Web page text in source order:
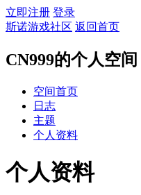
立即注册 登录
斯诺游戏社区 返回首页
CN999的个人空间
空间首页
日志
主题
个人资料
个人资料